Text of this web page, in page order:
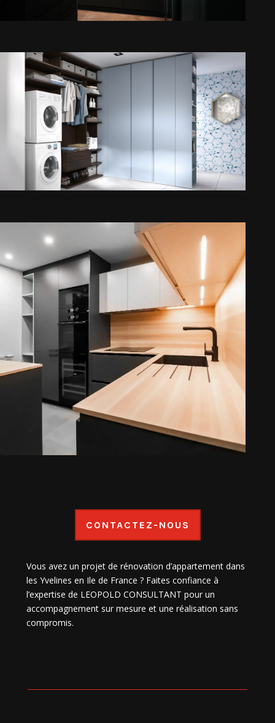
CONTACTEZ-NOUS
Vous avez un projet de rénovation d’appartement dans
les Yvelines en Ile de France ? Faites confiance à
l’expertise de LEOPOLD CONSULTANT pour un
accompagnement sur mesure et une réalisation sans
compromis.